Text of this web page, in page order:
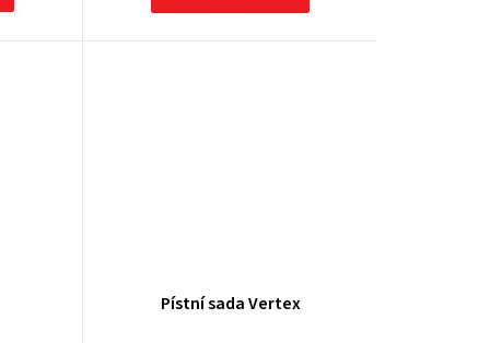
Pístní sada Vertex